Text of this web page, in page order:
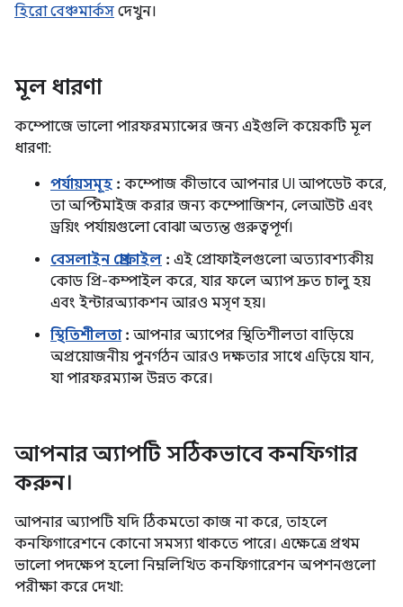
হিরো বেঞ্চমার্কস দেখুন।
মূল ধারণা
কম্পোজে ভালো পারফরম্যান্সের জন্য এইগুলি কয়েকটি মূল
ধারণা:
পর্যায়সমূহ : কম্পোজ কীভাবে আপনার UI আপডেট করে,
তা অপ্টিমাইজ করার জন্য কম্পোজিশন, লেআউট এবং
ড্রয়িং পর্যায়গুলো বোঝা অত্যন্ত গুরুত্বপূর্ণ।
বেসলাইন প্রোফাইল : এই প্রোফাইলগুলো অত্যাবশ্যকীয়
কোড প্রি-কম্পাইল করে, যার ফলে অ্যাপ দ্রুত চালু হয়
এবং ইন্টারঅ্যাকশন আরও মসৃণ হয়।
স্থিতিশীলতা: আপনার অ্যাপের স্থিতিশীলতা বাড়িয়ে
অপ্রয়োজনীয় পুনর্গঠন আরও দক্ষতার সাথে এড়িয়ে যান,
যা পারফরম্যান্স উন্নত করে।
আপনার অ্যাপটি সঠিকভাবে কনফিগার
করুন।
আপনার অ্যাপটি যদি ঠিকমতো কাজ না করে, তাহলে
কনফিগারেশনে কোনো সমস্যা থাকতে পারে। এক্ষেত্রে প্রথম
ভালো পদক্ষেপ হলো নিম্নলিখিত কনফিগারেশন অপশনগুলো
পরীক্ষা করে দেখা: